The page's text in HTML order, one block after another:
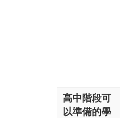
高中階段可
以準備的學